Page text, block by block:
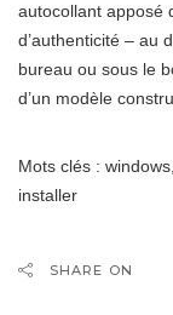
autocollant apposé
d’authenticité – au
bureau ou sous le
d’un modèle
Mots clés :
installer
SHARE ON